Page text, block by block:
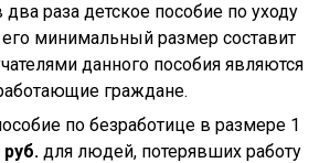
раза детское пособие по уходу
минимальный размер составит
данного пособия являются
граждане.
по безработице в размере 1
руб. для людей, потерявших работу